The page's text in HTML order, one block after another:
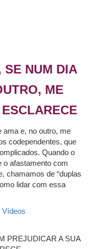
SE NUM DIA
ME
ama e, no outro, me
codependentes, que
Quando o
o afastamento com
chamamos de “duplas
lidar com essa
Vídeos